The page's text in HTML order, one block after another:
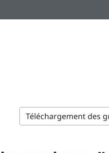
Téléchargement des